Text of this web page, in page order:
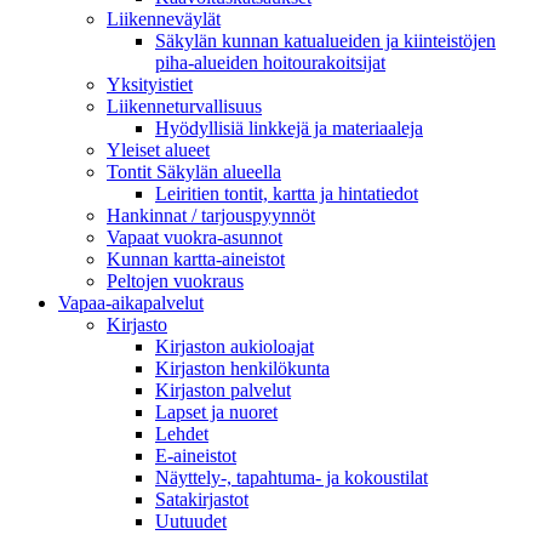
Liikenneväylät
Säkylän kunnan katualueiden ja kiinteistöjen
piha-alueiden hoitourakoitsijat
Yksityistiet
Liikenneturvallisuus
Hyödyllisiä linkkejä ja materiaaleja
Yleiset alueet
Tontit Säkylän alueella
Leiritien tontit, kartta ja hintatiedot
Hankinnat / tarjouspyynnöt
Vapaat vuokra-asunnot
Kunnan kartta-aineistot
Peltojen vuokraus
Vapaa-aika­palvelut
Kirjasto
Kirjaston aukioloajat
Kirjaston henkilökunta
Kirjaston palvelut
Lapset ja nuoret
Lehdet
E-aineistot
Näyttely-, tapahtuma- ja kokoustilat
Satakirjastot
Uutuudet